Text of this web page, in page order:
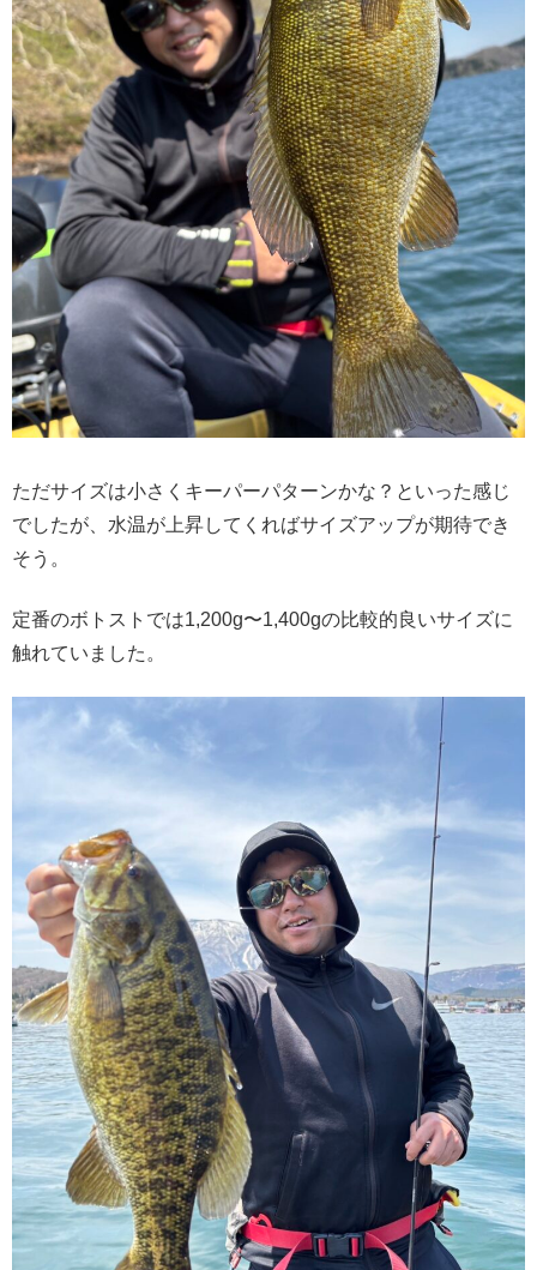
ただサイズは小さくキーパーパターンかな？といった感じ
でしたが、水温が上昇してくればサイズアップが期待でき
そう。
定番のボトストでは1,200g〜1,400gの比較的良いサイズに
触れていました。